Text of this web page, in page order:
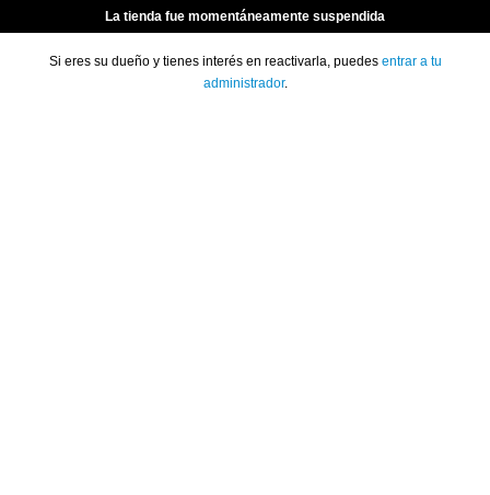
La tienda fue momentáneamente suspendida
Si eres su dueño y tienes interés en reactivarla, puedes entrar a tu
administrador.